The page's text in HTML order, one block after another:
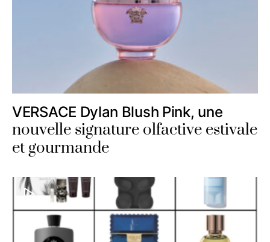
VERSACE Dylan Blush Pink, une
nouvelle signature olfactive estivale
et gourmande